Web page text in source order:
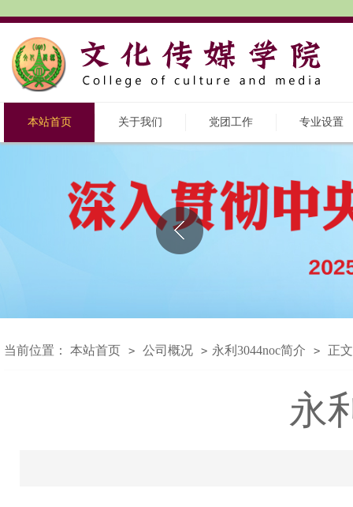
本站首页 关于我们 党团工作 专业设置
当前位置： 本站首页 > 公司概况 > ​永利3044noc简介 > 正文
永